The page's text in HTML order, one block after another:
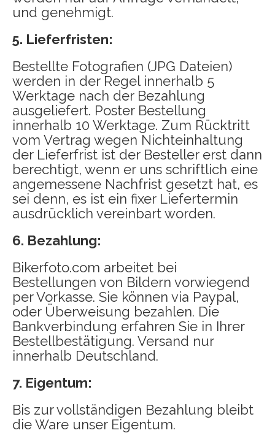
und genehmigt.
5. Lieferfristen:
Bestellte Fotografien (JPG Dateien)
werden in der Regel innerhalb 5
Werktage nach der Bezahlung
ausgeliefert. Poster Bestellung
innerhalb 10 Werktage. Zum Rücktritt
vom Vertrag wegen Nichteinhaltung
der Lieferfrist ist der Besteller erst dann
berechtigt, wenn er uns schriftlich eine
angemessene Nachfrist gesetzt hat, es
sei denn, es ist ein fixer Liefertermin
ausdrücklich vereinbart worden.
6. Bezahlung:
Bikerfoto.com arbeitet bei
Bestellungen von Bildern vorwiegend
per Vorkasse. Sie können via Paypal,
oder Überweisung bezahlen. Die
Bankverbindung erfahren Sie in Ihrer
Bestellbestätigung. Versand nur
innerhalb Deutschland.
7. Eigentum:
Bis zur vollständigen Bezahlung bleibt
die Ware unser Eigentum.